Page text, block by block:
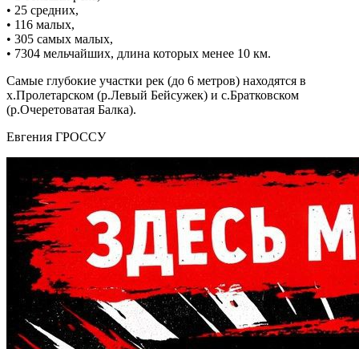
• 25 средних,
• 116 малых,
• 305 самых малых,
• 7304 мельчайших, длина которых менее 10 км.
Самые глубокие участки рек (до 6 метров) находятся в
х.Пролетарском (р.Левый Бейсужек) и с.Братковском
(р.Очеретоватая Балка).
Евгения ГРОССУ